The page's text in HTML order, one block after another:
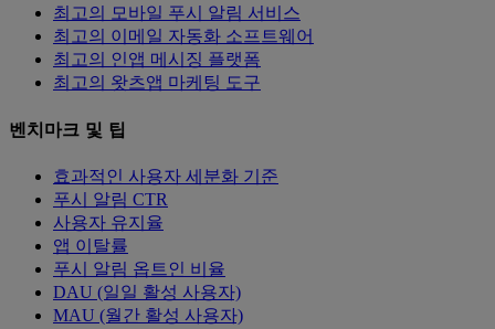
최고의 모바일 푸시 알림 서비스
최고의 이메일 자동화 소프트웨어
최고의 인앱 메시징 플랫폼
최고의 왓츠앱 마케팅 도구
벤치마크 및 팁
효과적인 사용자 세분화 기준
푸시 알림 CTR
사용자 유지율
앱 이탈률
푸시 알림 옵트인 비율
DAU (일일 활성 사용자)
MAU (월간 활성 사용자)